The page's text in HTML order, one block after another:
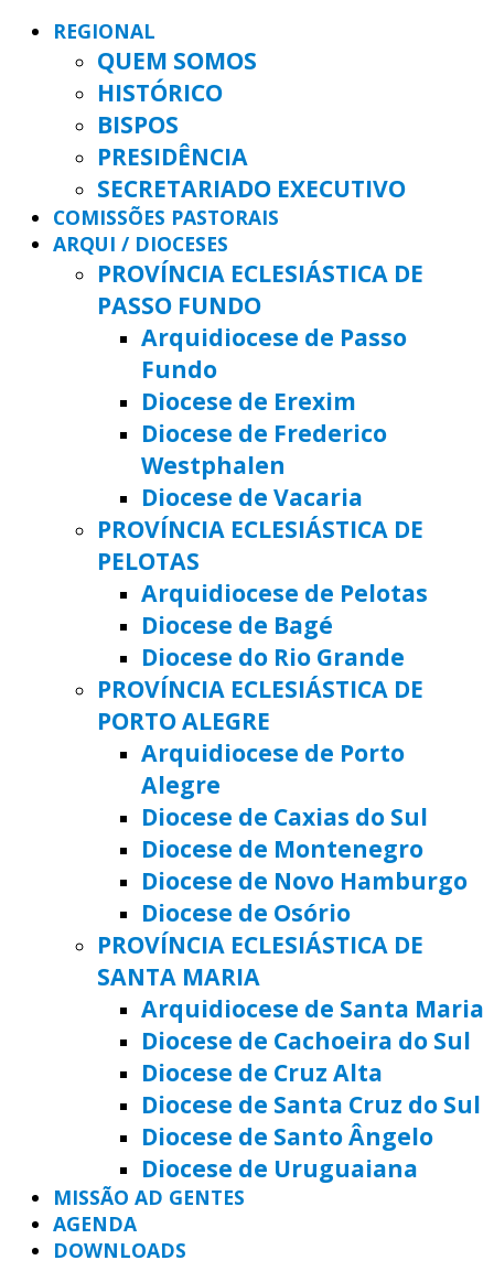
REGIONAL
QUEM SOMOS
HISTÓRICO
BISPOS
PRESIDÊNCIA
SECRETARIADO EXECUTIVO
COMISSÕES PASTORAIS
ARQUI / DIOCESES
PROVÍNCIA ECLESIÁSTICA DE
PASSO FUNDO
Arquidiocese de Passo
Fundo
Diocese de Erexim
Diocese de Frederico
Westphalen
Diocese de Vacaria
PROVÍNCIA ECLESIÁSTICA DE
PELOTAS
Arquidiocese de Pelotas
Diocese de Bagé
Diocese do Rio Grande
PROVÍNCIA ECLESIÁSTICA DE
PORTO ALEGRE
Arquidiocese de Porto
Alegre
Diocese de Caxias do Sul
Diocese de Montenegro
Diocese de Novo Hamburgo
Diocese de Osório
PROVÍNCIA ECLESIÁSTICA DE
SANTA MARIA
Arquidiocese de Santa Maria
Diocese de Cachoeira do Sul
Diocese de Cruz Alta
Diocese de Santa Cruz do Sul
Diocese de Santo Ângelo
Diocese de Uruguaiana
MISSÃO AD GENTES
AGENDA
DOWNLOADS